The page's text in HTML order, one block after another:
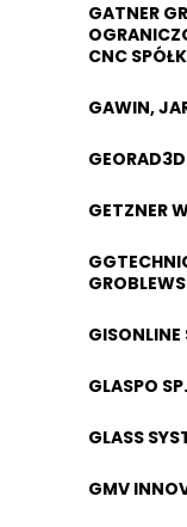
GATNER
CNC
GAWIN,
GETZNER
GISONLINE
GLASPO
GLASS
GMV